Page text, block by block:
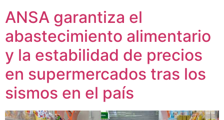
ANSA garantiza el
abastecimiento alimentario
y la estabilidad de precios
en supermercados tras los
sismos en el país